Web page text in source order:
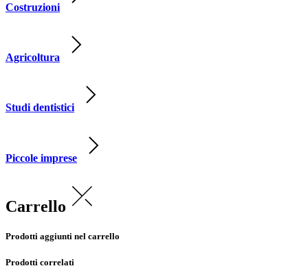
Costruzioni
Agricoltura
Studi dentistici
Piccole imprese
Carrello
Prodotti aggiunti nel carrello
Prodotti correlati